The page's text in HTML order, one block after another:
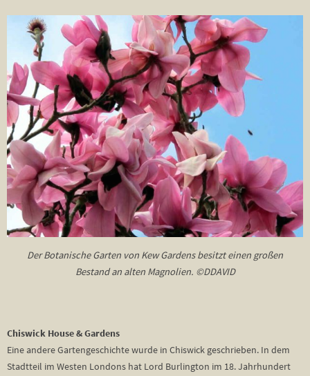
Der Botanische Garten von Kew Gardens besitzt einen großen
Bestand an alten Magnolien. ©DDAVID
Chiswick House & Gardens
Eine andere Gartengeschichte wurde in Chiswick geschrieben. In dem
Stadtteil im Westen Londons hat Lord Burlington im 18. Jahrhundert